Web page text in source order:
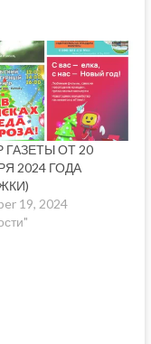
ГАЗЕТЫ ОТ 20
2024 ГОДА
19, 2024